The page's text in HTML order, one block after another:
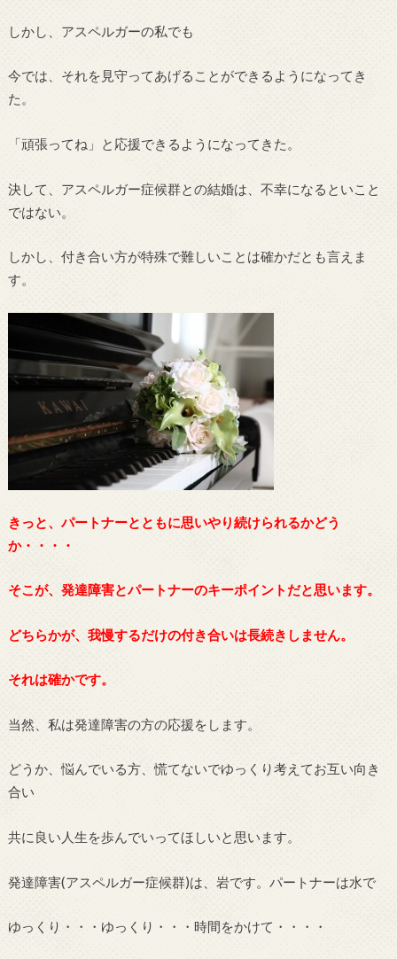
しかし、アスペルガーの私でも
今では、それを見守ってあげることができるようになってき
た。
「頑張ってね」と応援できるようになってきた。
決して、アスペルガー症候群との結婚は、不幸になるといこと
ではない。
しかし、付き合い方が特殊で難しいことは確かだとも言えま
す。
きっと、パートナーとともに思いやり続けられるかどう
か・・・・
そこが、発達障害とパートナーのキーポイントだと思います。
どちらかが、我慢するだけの付き合いは長続きしません。
それは確かです。
当然、私は発達障害の方の応援をします。
どうか、悩んでいる方、慌てないでゆっくり考えてお互い向き
合い
共に良い人生を歩んでいってほしいと思います。
発達障害(アスペルガー症候群)は、岩です。パートナーは水で
ゆっくり・・・ゆっくり・・・時間をかけて・・・・